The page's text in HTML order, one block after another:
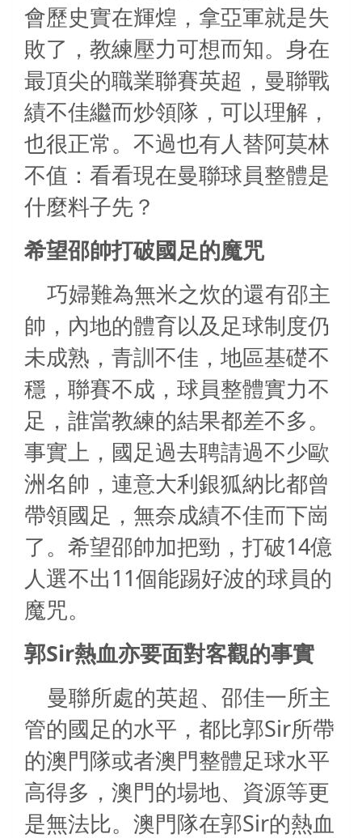
會歷史實在輝煌，拿亞軍就是失
敗了，教練壓力可想而知。身在
最頂尖的職業聯賽英超，曼聯戰
績不佳繼而炒領隊，可以理解，
也很正常。不過也有人替阿莫林
不值：看看現在曼聯球員整體是
什麼料子先？
希望邵帥打破國足的魔咒
巧婦難為無米之炊的還有邵主
帥，內地的體育以及足球制度仍
未成熟，青訓不佳，地區基礎不
穩，聯賽不成，球員整體實力不
足，誰當教練的結果都差不多。
事實上，國足過去聘請過不少歐
洲名帥，連意大利銀狐納比都曾
帶領國足，無奈成績不佳而下崗
了。希望邵帥加把勁，打破14億
人選不出 11個能踢好波的球員的
魔咒。
郭Sir熱血亦要面對客觀的事實
曼聯所處的英超、邵佳一所主
管的國足的水平，都比郭Sir所帶
的澳門隊或者澳門整體足球水平
高得多，澳門的場地、資源等更
是無法比。澳門隊在郭Sir的熱血